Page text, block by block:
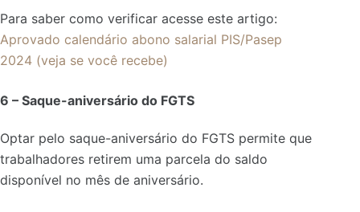
Para saber como verificar acesse este artigo:
Aprovado calendário abono salarial PIS/Pasep
2024 (veja se você recebe)
6 – Saque-aniversário do FGTS
Optar pelo saque-aniversário do FGTS permite que
trabalhadores retirem uma parcela do saldo
disponível no mês de aniversário.